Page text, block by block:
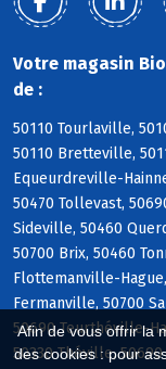
Afin de vous offrir la
des cookies : pour
Votre magasin
de :
50110 Tourlaville,
50110 Bretteville,
Equeurdreville-
50470 Tollevast,
Sideville, 50460
50700 Brix, 50460
Flottemanville-
Fermanville, 50700
50690 Teurthéville-
50330 Théville,